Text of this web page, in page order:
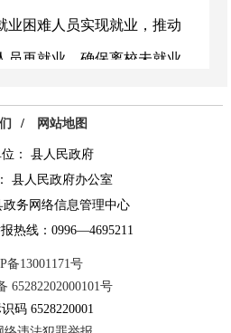
业困难人员实现就业，推动
员再就业，确保离校未就业
就业需求且符合补贴性培训
车司机、养老护理员、纺
市场、就业驿站功能，为零
灵活就业群体，免费提供
技能培训、劳动维权“一站
/ 网站地图
： 县人民政府
县人民政府办公室
务网络信息管理中心
热线：0996—4695211
备13001171号
65282202000101号
码 6528220001